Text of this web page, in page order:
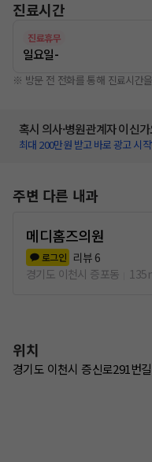
진료시간
진료휴무
일요일-
※ 방문 전 전화를 통해 진료시간
혹시 의사·병원관계자 이신
최대 200만원 받고 바로 광고 시
주변 다른 내과
메디홈즈의원
로그인 리뷰 6
경기도 이천시 증포동
위치
경기도 이천시 증신로291번